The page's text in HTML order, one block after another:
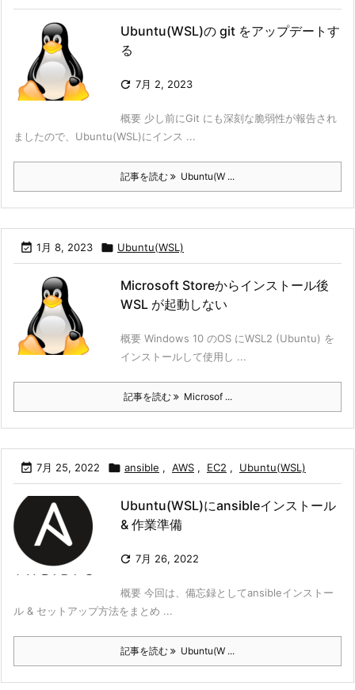
Ubuntu(WSL)の git をアップデートす
る
 7月 2, 2023
概要 少し前にGit にも深刻な脆弱性が報告され
ましたので、Ubuntu(WSL)にインス ...
記事を読む Ubuntu(W ...
 1月 8, 2023  Ubuntu(WSL)
Microsoft Storeからインストール後
WSL が起動しない
概要 Windows 10 のOS にWSL2 (Ubuntu) を
インストールして使用し ...
記事を読む Microsof ...
 7月 25, 2022  ansible , AWS , EC2 , Ubuntu(WSL)
Ubuntu(WSL)にansibleインストール
& 作業準備
 7月 26, 2022
概要 今回は、備忘録としてansibleインストー
ル & セットアップ方法をまとめ ...
記事を読む Ubuntu(W ...